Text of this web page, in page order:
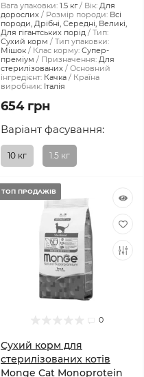
Вага упаковки: 1.5 кг Вік: Для
дорослих
Розмір породи: Всі
породи, Дрібні, Середні, Великі,
Для гігантських порід
Тип:
Сухий корм
Тип упаковки:
Мішок
Клас корму: Супер-
преміум
Призначення: Для
стерилізованих
Основний
інгредієнт: Качка
Країна
виробник: Італія
654 грн
Варіант фасування:
10 кг 1.5 кг
ТОП ПРОДАЖІВ
0
Сухий корм для
стерилізованих котів
Monge Cat Monoprotein